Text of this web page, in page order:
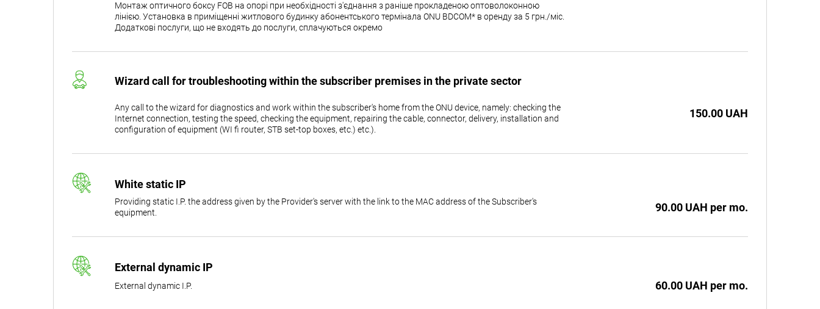
Монтаж оптичного боксу FOB на опорі при необхідності з'єднання з раніше прокладеною оптоволоконною
лінією. Установка в приміщенні житлового будинку абонентського термінала ONU BDCOM* в оренду за 5 грн./міс.
Додаткові послуги, що не входять до послуги, сплачуються окремо
Wizard call for troubleshooting within the subscriber premises in the private sector
Any call to the wizard for diagnostics and work within the subscriber's home from the ONU device, namely: checking the
Internet connection, testing the speed, checking the equipment, repairing the cable, connector, delivery, installation and
configuration of equipment (WI fi router, STB set-top boxes, etc.) etc.).
150.00 UAH
White static IP
Providing static I.P. the address given by the Provider's server with the link to the MAC address of the Subscriber's
equipment.
90.00 UAH per mo.
External dynamic IP
External dynamic I.P. 60.00 UAH per mo.